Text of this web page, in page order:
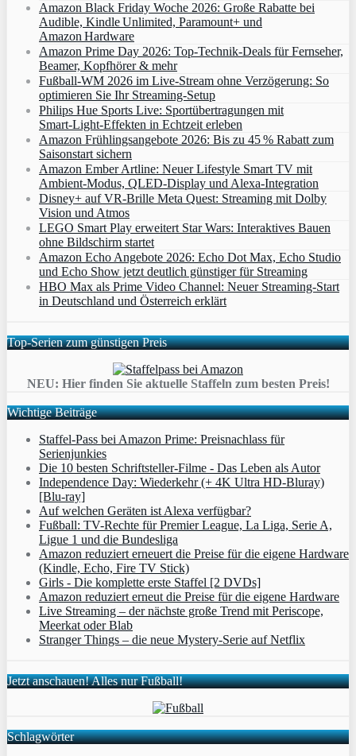
Amazon Black Friday Woche 2026: Große Rabatte bei
Audible, Kindle Unlimited, Paramount+ und
Amazon Hardware
Amazon Prime Day 2026: Top-Technik-Deals für Fernseher,
Beamer, Kopfhörer & mehr
Fußball-WM 2026 im Live-Stream ohne Verzögerung: So
optimieren Sie Ihr Streaming-Setup
Philips Hue Sports Live: Sportübertragungen mit
Smart‑Light‑Effekten in Echtzeit erleben
Amazon Frühlingsangebote 2026: Bis zu 45 % Rabatt zum
Saisonstart sichern
Amazon Ember Artline: Neuer Lifestyle Smart TV mit
Ambient‑Modus, QLED‑Display und Alexa‑Integration
Disney+ auf VR-Brille Meta Quest: Streaming mit Dolby
Vision und Atmos
LEGO Smart Play erweitert Star Wars: Interaktives Bauen
ohne Bildschirm startet
Amazon Echo Angebote 2026: Echo Dot Max, Echo Studio
und Echo Show jetzt deutlich günstiger für Streaming
HBO Max als Prime Video Channel: Neuer Streaming‑Start
in Deutschland und Österreich erklärt
Top-Serien zum günstigen Preis
NEU: Hier finden Sie aktuelle Staffeln zum besten Preis!
Wichtige Beiträge
Staffel-Pass bei Amazon Prime: Preisnachlass für
Serienjunkies
Die 10 besten Schriftsteller-Filme - Das Leben als Autor
Independence Day: Wiederkehr (+ 4K Ultra HD-Bluray)
[Blu-ray]
Auf welchen Geräten ist Alexa verfügbar?
Fußball: TV-Rechte für Premier League, La Liga, Serie A,
Ligue 1 und die Bundesliga
Amazon reduziert erneuert die Preise für die eigene Hardware
(Kindle, Echo, Fire TV Stick)
Girls - Die komplette erste Staffel [2 DVDs]
Amazon reduziert erneut die Preise für die eigene Hardware
Live Streaming – der nächste große Trend mit Periscope,
Meerkat oder Blab
Stranger Things – die neue Mystery-Serie auf Netflix
Jetzt anschauen! Alles nur Fußball!
Schlagwörter